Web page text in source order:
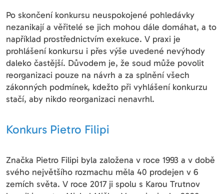
Po skončení konkursu neuspokojené pohledávky
nezanikají a věřitelé se jich mohou dále domáhat, a to
například prostřednictvím exekuce. V praxi je
prohlášení konkursu i přes výše uvedené nevýhody
daleko častější. Důvodem je, že soud může povolit
reorganizaci pouze na návrh a za splnění všech
zákonných podmínek, kdežto při vyhlášení konkurzu
stačí, aby nikdo reorganizaci nenavrhl.
Konkurs Pietro Filipi
Značka Pietro Filipi byla založena v roce 1993 a v době
svého největšího rozmachu měla 40 prodejen v 6
zemích světa. V roce 2017 ji spolu s Karou Trutnov